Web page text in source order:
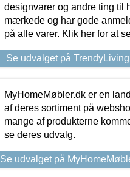
designvarer og andre ting til
mærkede og har gode
på alle varer. Klik her for at
Se udvalget på
MyHomeMøbler.dk er en
af deres sortiment på
mange af produkterne
se deres udvalg.
Se udvalget på